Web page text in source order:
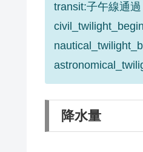
transit:子午線通過
降水量